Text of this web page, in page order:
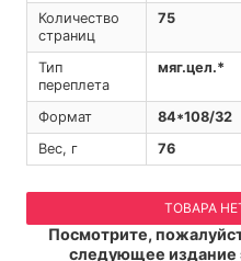
Количество
страниц
75
Тип
переплета
мяг.цел.*
Формат
84*108/32
Вес, г
76
ТОВАРА
Посмотрите,
следующее издание